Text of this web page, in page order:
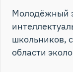
Молодёжный
школьников,
области